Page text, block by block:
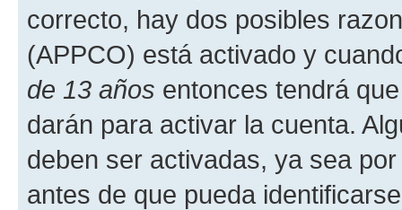
correcto, hay dos posibles
(APPCO) está activado y
de 13 años entonces tendrá
darán para activar la cuenta.
deben ser activadas, ya sea
antes de que pueda